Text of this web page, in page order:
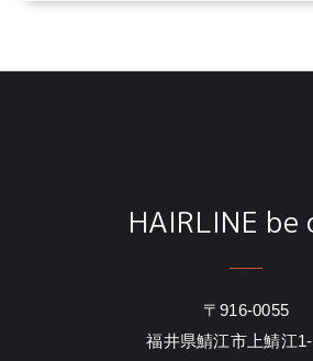
HAIRLINE be
〒916-0055
福井県鯖江市上鯖江